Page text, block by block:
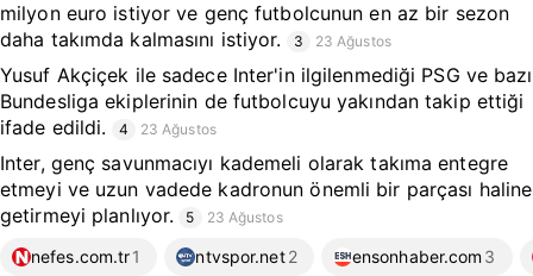
milyon euro istiyor ve genç futbolcunun en az bir sezon
daha takımda kalmasını istiyor.
3 23 Ağustos
Yusuf Akçiçek ile sadece Inter'in ilgilenmediği PSG ve bazı
Bundesliga ekiplerinin de futbolcuyu yakından takip ettiği
ifade edildi.
4 23 Ağustos
Inter, genç savunmacıyı kademeli olarak takıma entegre
etmeyi ve uzun vadede kadronun önemli bir parçası haline
getirmeyi planlıyor.
5 23 Ağustos
nefes.com.tr1 ntvspor.net2 ensonhaber.com 3